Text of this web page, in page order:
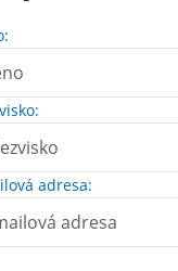
adresa: